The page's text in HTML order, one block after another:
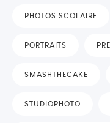
PHOTOS SCOLAIRE
PORTRAITS
SMASHTHECAKE
STUDIOPHOTO